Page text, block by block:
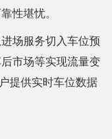
性堪忧。
场服务切入车位预
市场等实现流量变
提供实时车位数据